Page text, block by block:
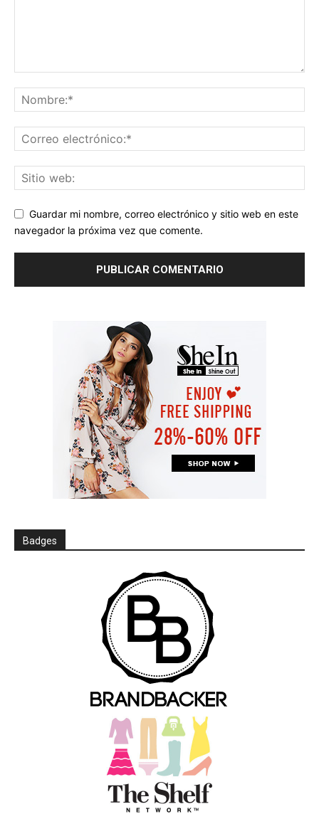
Guardar mi nombre, correo electrónico y sitio web en este
navegador la próxima vez que comente.
Badges